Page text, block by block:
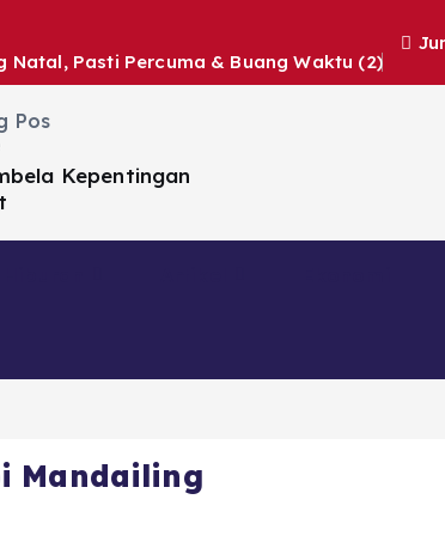
Natal, Pasti Percuma & Buang Waktu (2)
Kepentingan
Mandailing